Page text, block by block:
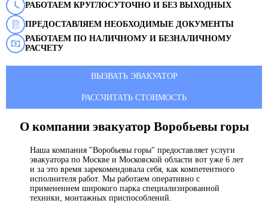
РАБОТАЕМ КРУГЛОСУТОЧНО И БЕЗ ВЫХОДНЫХ
ПРЕДОСТАВЛЯЕМ НЕОБХОДИМЫЕ ДОКУМЕНТЫ
РАБОТАЕМ ПО НАЛИЧНОМУ И БЕЗНАЛИЧНОМУ
РАСЧЕТУ
ВЫЗВАТЬ ЭВАКУАТОР
РАССЧИТАТЬ СТОИМОСТЬ
О компании эвакуатор Воробьевы горы
Наша компания "Воробьевы горы" предоставляет услуги
эвакуатора по Москве и Московской области вот уже 6 лет
и за это время зарекомендовала себя, как компетентного
исполнителя работ. Мы работаем оперативно с
применением широкого парка специализированной
техники, монтажных приспособлений.